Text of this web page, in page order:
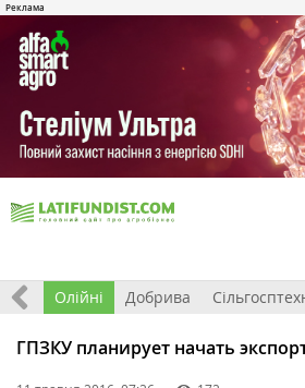
Олійні Добрива
ГПЗКУ планирует начать